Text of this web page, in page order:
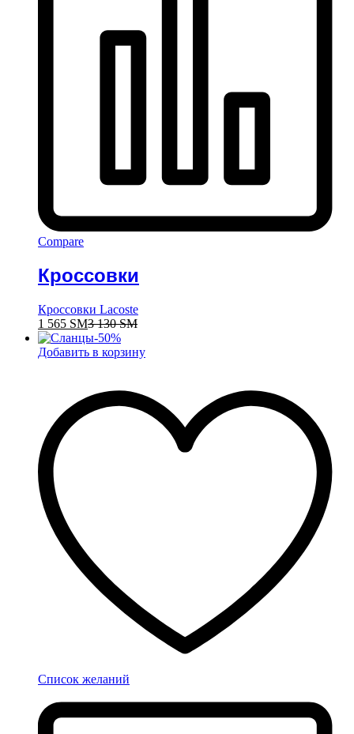
Compare
Кроссовки
Кроссовки Lacoste
1 565 ЅМ3 130ЅМ
-50%
Добавить в корзину
Список желаний